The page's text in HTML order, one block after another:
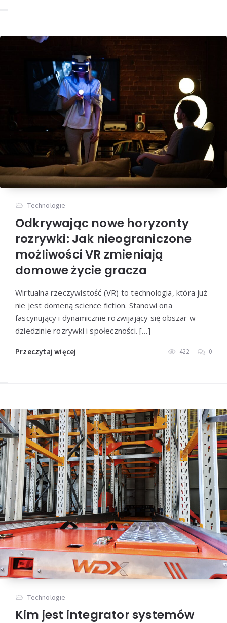
Technologie
Odkrywając nowe horyzonty
rozrywki: Jak nieograniczone
możliwości VR zmieniają
domowe życie gracza
Wirtualna rzeczywistość (VR) to technologia, która już
nie jest domeną science fiction. Stanowi ona
fascynujący i dynamicznie rozwijający się obszar w
dziedzinie rozrywki i społeczności. […]
Przeczytaj więcej 422 0
Technologie
Kim jest integrator systemów